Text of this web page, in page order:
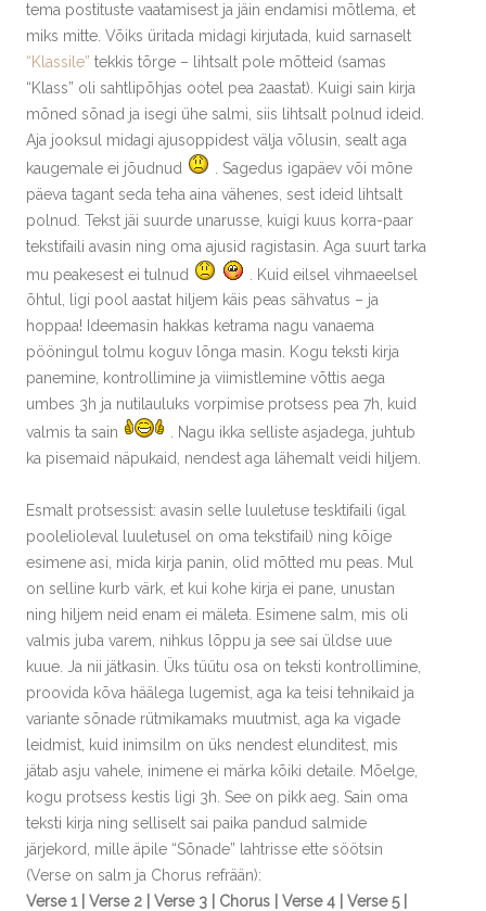
tema postituste vaatamisest ja jäin endamisi mõtlema, et
miks mitte. Võiks üritada midagi kirjutada, kuid sarnaselt
“Klassile” tekkis tõrge – lihtsalt pole mõtteid (samas
“Klass” oli sahtlipõhjas ootel pea 2aastat). Kuigi sain kirja
mõned sõnad ja isegi ühe salmi, siis lihtsalt polnud ideid.
Aja jooksul midagi ajusoppidest välja võlusin, sealt aga
kaugemale ei jõudnud
. Sagedus igapäev või mõne
päeva tagant seda teha aina vähenes, sest ideid lihtsalt
polnud. Tekst jäi suurde unarusse, kuigi kuus korra-paar
tekstifaili avasin ning oma ajusid ragistasin. Aga suurt tarka
mu peakesest ei tulnud
. Kuid eilsel vihmaeelsel
õhtul, ligi pool aastat hiljem käis peas sähvatus – ja
hoppaa! Ideemasin hakkas ketrama nagu vanaema
pööningul tolmu koguv lõnga masin. Kogu teksti kirja
panemine, kontrollimine ja viimistlemine võttis aega
umbes 3h ja nutilauluks vorpimise protsess pea 7h, kuid
valmis ta sain
. Nagu ikka selliste asjadega, juhtub
ka pisemaid näpukaid, nendest aga lähemalt veidi hiljem.
Esmalt protsessist: avasin selle luuletuse tesktifaili (igal
poolelioleval luuletusel on oma tekstifail) ning kõige
esimene asi, mida kirja panin, olid mõtted mu peas. Mul
on selline kurb värk, et kui kohe kirja ei pane, unustan
ning hiljem neid enam ei mäleta. Esimene salm, mis oli
valmis juba varem, nihkus lõppu ja see sai üldse uue
kuue. Ja nii jätkasin. Üks tüütu osa on teksti kontrollimine,
proovida kõva häälega lugemist, aga ka teisi tehnikaid ja
variante sõnade rütmikamaks muutmist, aga ka vigade
leidmist, kuid inimsilm on üks nendest elunditest, mis
jätab asju vahele, inimene ei märka kõiki detaile. Mõelge,
kogu protsess kestis ligi 3h. See on pikk aeg. Sain oma
teksti kirja ning selliselt sai paika pandud salmide
järjekord, mille äpile “Sõnade” lahtrisse ette söötsin
(Verse on salm ja Chorus refrään):
Verse 1 | Verse 2 | Verse 3 | Chorus | Verse 4 | Verse 5 |